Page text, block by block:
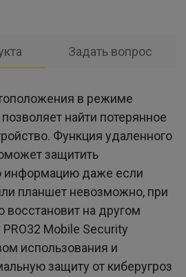
Задать вопрос
в режиме
найти потерянное
Функция удаленного
защитить
информацию даже если
планшет невозможно, при
на другом
Mobile Security
использования и
защиту от киберугроз